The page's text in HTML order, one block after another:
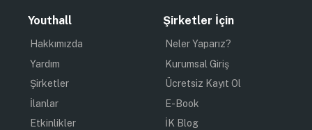
Youthall
Hakkımızda
Yardım
Şirketler
İlanlar
Etkinlikler
Şirketler İçin
Neler Yaparız?
Kurumsal Giriş
Ücretsiz Kayıt Ol
E-Book
İK Blog